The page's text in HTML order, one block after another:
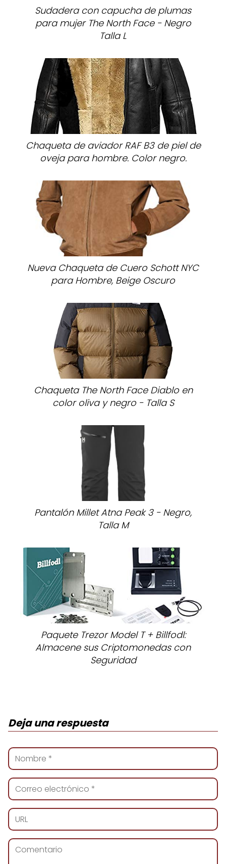
Sudadera con capucha de plumas
para mujer The North Face - Negro
Talla L
Chaqueta de aviador RAF B3 de piel de
oveja para hombre. Color negro.
Nueva Chaqueta de Cuero Schott NYC
para Hombre, Beige Oscuro
Chaqueta The North Face Diablo en
color oliva y negro - Talla S
Pantalón Millet Atna Peak 3 - Negro,
Talla M
Paquete Trezor Model T + Billfodl:
Almacene sus Criptomonedas con
Seguridad
Deja una respuesta